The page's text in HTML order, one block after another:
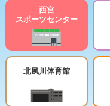
西宮
スポーツセンター
北夙川体育館